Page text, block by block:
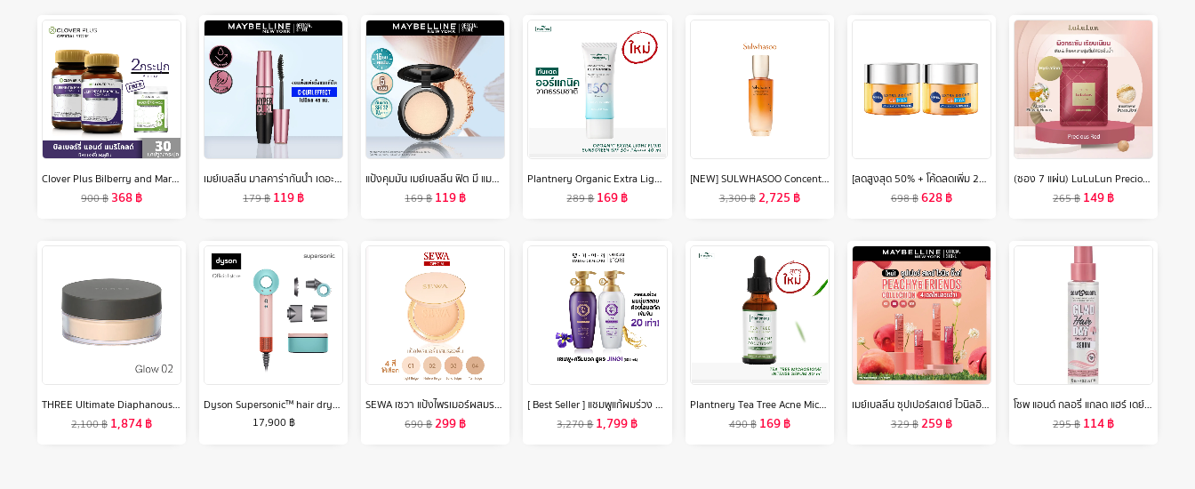
Clover Plus Bilberry and Marigold Complex บิลเบอร์รี่ แอนด์ แมรี่โกลด์ คอมเพล็กซ์ (30 แคปซูล X2) แถม มัลติบี 7 แคปซูล (อาหารเสริม)
900฿ 368฿
เมย์เบลลีน มาสคาร่ากันน้ำ เดอะ ไฮเปอร์เคิร์ล 9.2 มล.MAYBELLINE THE HYPERCURL WATERPROOF MASCARA 9.2 ml(เครื่องสำอาง, มาสคาร่า, มาสคาร่ากันน้ำ)
179฿ 119฿
แป้งคุมมัน เมย์เบลลีน ฟิต มี แมท+พอร์เลส คุมมัน16ชม. 6 กรัม Maybelline FIT ME MATTE+PORELESS POWDER 6 g.(เครื่องสำอาง, แป้งตลับ, แป้งพัฟ)
169฿ 119฿
Plantnery Organic Extra Light Fluid Sunscreen SPF50+ PA++++
289฿169฿
[NEW] SULWHASOO Concentrated Ginseng Rejuvenating Emulsion 125ml. โซลวาซู อิมัลชั่นโสมเกาหลีช่วยลดเลือนริ้วรอย เพิ่มความยืดหยุ่น ฟื้นฟูผิว อิมัลชั่นซัลวาซู (ปรับสูตรใหม่)
3,300฿2,725 ฿
[ลดสูงสุด 50% + โค้ดลดเพิ่ม 20%]นีเวีย เอ็กซ์ตร้า ไบรท์ ซี แอนด์ ไฮยา วิตามิน ไนท์ สลีปปิ้ง เจล 50 มล. 2 ชิ้น NIVEA
698฿628฿
(ซอง 7 แผ่น) LuLuLun Precious Moist Face mask ลูลูลูน แผ่นมาสก์หน้า สูตรผิวกระชับ อ่อนเยาว์ พรีเชียส มอยซ์
265฿ 149฿
THREE Ultimate Diaphanous Loose Powder Glow 17g ทรี อัลทิเมต ไดพานัส ลูส พาวเดอร์ โกลว์ ผลิตภัณฑ์ ฟินิชชิ่ง พาวเดอร์ ผิวดูฉ่ำวาว
2,100฿ 1,874฿
Dyson Supersonic™ hair dryer HD15 (Ceramic Pop) ไดร์เป่าผม สีเซรามิก ป็อบ
17,900 ฿
SEWA เซวา แป้งไพรเมอร์ผสมรองพื้น มีให้เลือก 4 เฉดสี (ขนาด10g.) จัดการความมัน ป้องกันผิวจากแสงแดด ปกปิด เรียบเนียน
690฿299฿
[ Best Seller ] แชมพูแก้ผมร่วง แทงกีโมรี สูตรจินจิ Daeng Gi Meo Ri JINGI Shampoo/Treatment ช่วยบำรุงผมให้หนานุ่ม (DJ)
3,270฿1,799฿
Plantnery Tea Tree Acne Microbiome Intense Serum 30 ml
490฿ 169฿
เมย์เบลลีน ซุปเปอร์สเตย์ ไวนิลอิงค์ ฟินิชฉ่ำวาว ติดทนนาน16ชม. 4.2 มล. MAYBELLINE SUPERSTAY VINYL INK LIPSTICK (ลิปติดทน, ลิปกันน้ำ, ลิปสติก)
329฿259฿
โซพ แอนด์ กลอรี่ แกลด แฮร์ เดย์ สมูทติ้ง เซรั่ม 100 มล.
295฿ 114฿